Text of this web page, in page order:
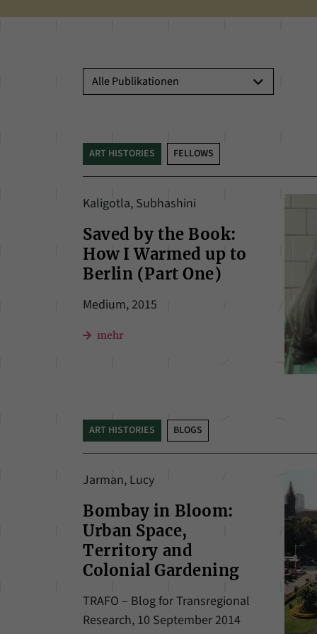
Veranstaltungstyp
ART HISTORIES FELLOWS
Kaligotla, Subhashini
Saved by the Book:
How I Warmed up to
Berlin (Part One)
Medium, 2015
mehr
ART HISTORIES BLOGS
Jarman, Lucy
Bombay in Bloom:
Urban Space,
Territory and
Colonial Gardening
TRAFO – Blog for Transregional
Research, 10 September 2014